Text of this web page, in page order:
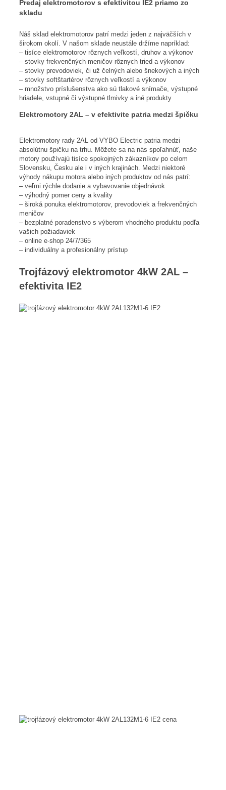
Predaj elektromotorov s efektivitou IE2 priamo zo
skladu
Náš sklad elektromotorov patrí medzi jeden z najväčších v
širokom okolí. V našom sklade neustále držíme napríklad:
– tisíce elektromotorov rôznych veľkostí, druhov a výkonov
– stovky frekvenčných meničov rôznych tried a výkonov
– stovky prevodoviek, či už čelných alebo šnekových a iných
– stovky softštartérov rôznych veľkostí a výkonov
– množstvo príslušenstva ako sú tlakové snímače, výstupné
hriadele, vstupné či výstupné tlmivky a iné produkty
Elektromotory 2AL – v efektivite patria medzi špičku
Elektromotory rady 2AL od VYBO Electric patria medzi
absolútnu špičku na trhu. Môžete sa na nás spoľahnúť, naše
motory používajú tisíce spokojných zákazníkov po celom
Slovensku, Česku ale i v iných krajinách. Medzi niektoré
výhody nákupu motora alebo iných produktov od nás patrí:
– veľmi rýchle dodanie a vybavovanie objednávok
– výhodný pomer ceny a kvality
– široká ponuka elektromotorov, prevodoviek a frekvenčných
meničov
– bezplatné poradenstvo s výberom vhodného produktu podľa
vašich požiadaviek
– online e-shop 24/7/365
– individuálny a profesionálny prístup
Trojfázový elektromotor 4kW 2AL –
efektivita IE2